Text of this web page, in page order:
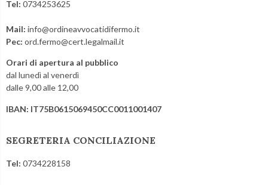
Tel: 0734253625
Mail: info@ordineavvocatidifermo.it
Pec: ord.fermo@cert.legalmail.it
Orari di apertura al pubblico
dal lunedì al venerdì
dalle 9,00 alle 12,00
IBAN: IT75B0615069450CC0011001407
SEGRETERIA CONCILIAZIONE
Tel: 0734228158